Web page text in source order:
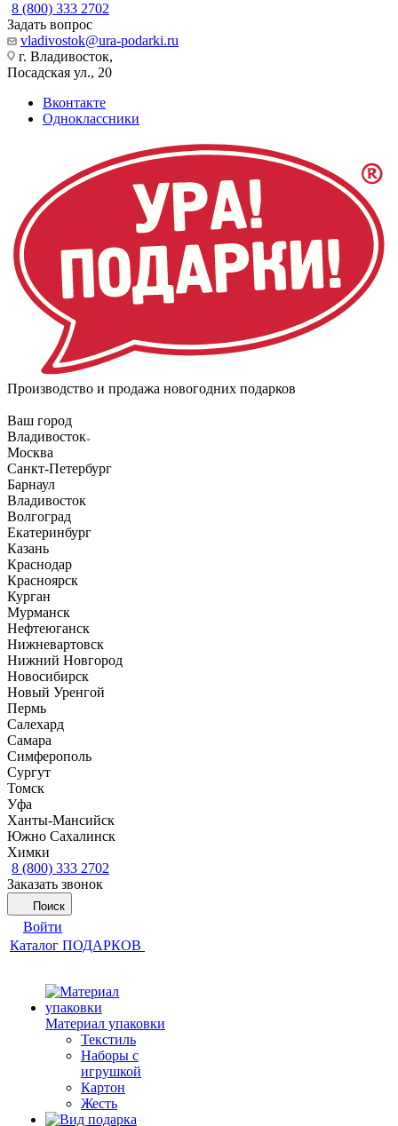
8 (800) 333 2702
Задать вопрос
vladivostok@ura-podarki.ru
г. Владивосток,
Посадская ул., 20
Вконтакте
Одноклассники
Производство и продажа новогодних подарков
Ваш город
Владивосток
Москва
Санкт-Петербург
Барнаул
Владивосток
Волгоград
Екатеринбург
Казань
Краснодар
Красноярск
Курган
Мурманск
Нефтеюганск
Нижневартовск
Нижний Новгород
Новосибирск
Новый Уренгой
Пермь
Салехард
Самара
Симферополь
Сургут
Томск
Уфа
Ханты-Мансийск
Южно Сахалинск
Химки
8 (800) 333 2702
Заказать звонок
Поиск
Войти
Каталог ПОДАРКОВ
Материал упаковки
Текстиль
Наборы с
игрушкой
Картон
Жесть